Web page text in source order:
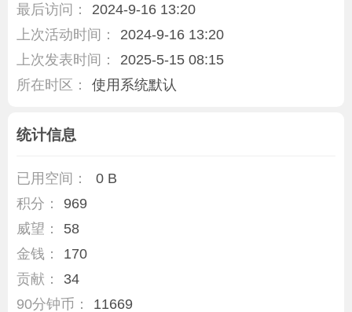
最后访问：
2024-9-16 13:20
上次活动时间：
2024-9-16 13:20
上次发表时间：
2025-5-15 08:15
所在时区：
使用系统默认
统计信息
已用空间：
0 B
积分：
969
威望：
58
金钱：
170
贡献：
34
90分钟币：
11669